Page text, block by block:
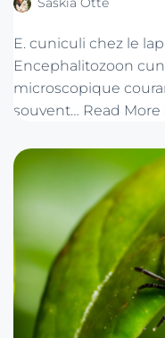
E. cuniculi chez le
Encephalitozoon
microscopique
souvent… Read More